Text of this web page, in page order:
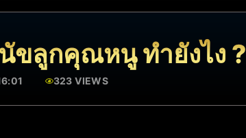
ขลูกคุณหนู ทำยังไง ?
323 VIEWS